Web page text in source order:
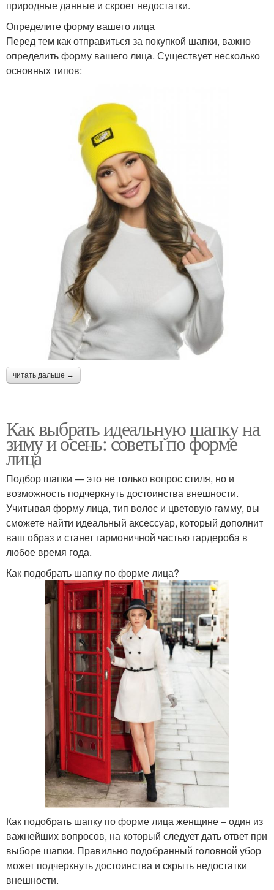
природные данные и скроет недостатки.
Определите форму вашего лица
Перед тем как отправиться за покупкой шапки, важно
определить форму вашего лица. Существует несколько
основных типов:
читать дальше →
Как выбрать идеальную шапку на
зиму и осень: советы по форме
лица
Подбор шапки — это не только вопрос стиля, но и
возможность подчеркнуть достоинства внешности.
Учитывая форму лица, тип волос и цветовую гамму, вы
сможете найти идеальный аксессуар, который дополнит
ваш образ и станет гармоничной частью гардероба в
любое время года.
Как подобрать шапку по форме лица?
Как подобрать шапку по форме лица женщине – один из
важнейших вопросов, на который следует дать ответ при
выборе шапки. Правильно подобранный головной убор
может подчеркнуть достоинства и скрыть недостатки
внешности.